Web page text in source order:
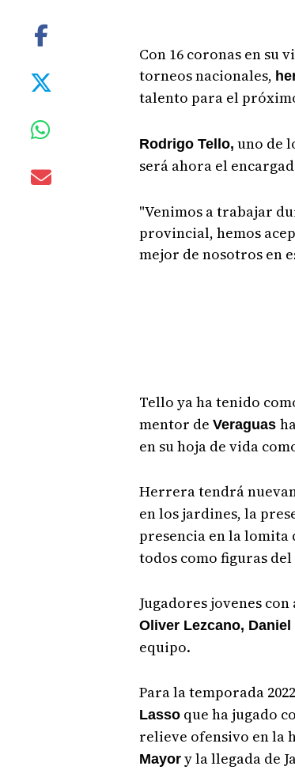
Con 16 coronas en su
torneos nacionales,
talento para el
Rodrigo Tello, uno de
será ahora el
"Venimos a trabajar
provincial, hemos
mejor de nosotros en
Tello ya ha tenido
mentor de Veraguas
en su hoja de vida
Herrera tendrá
en los jardines, la
presencia en la lomita
todos como figuras
Jugadores jovenes
Oliver Lezcano, Daniel
equipo.
Para la temporada
Lassoque ha jugado
relieve ofensivo en la
Mayory la llegada de